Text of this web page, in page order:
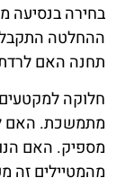
בחירה בנסיעה
ההחלטה
תחנה האם
חלוקה
מתמשכת. האם
מספיק. האם
מהמטיילים זה